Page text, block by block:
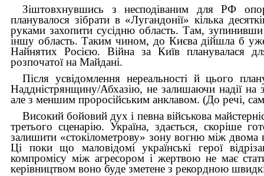
Зіштовхнувшись з несподіваним для РФ
планувалося зібрати в «Лугандонії» кілька
руками захопити сусідню область. Там,
іншу область. Таким чином, до Києва дійшла б
Найнятих Росією. Війна за Київ планувалася
розпочатої на Майдані.
Після усвідомлення нереальності й цього
Наддністрянщину/Абхазію, не залишаючи надії на
але з меншим проросійським анклавом. (До речі,
Високий бойовий дух і певна військова
третього сценарію. Україна, здається, скоріше
залишити «стокілометрову» зону вогню між
Ці поки що маловідомі українські герої
компромісу між агресором і жертвою не має
керівництвом воно буде зметене з рекордною